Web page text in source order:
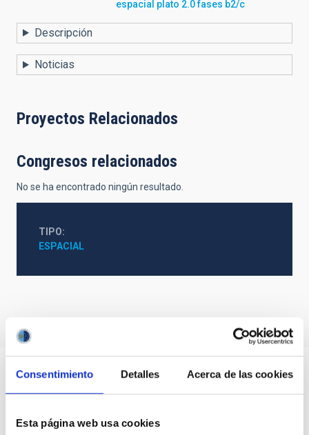
Consentimiento Detalles Acerca de las cookies
Esta página web usa cookies
espacial plato 2.0 fases b2/c
Descripción
Noticias
Proyectos Relacionados
Congresos relacionados
No se ha encontrado ningún resultado.
TIPO
ESPACIAL